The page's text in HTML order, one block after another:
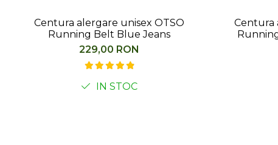
Centura alergare unisex OTSO
Running Belt Blue Jeans
229,00 RON
IN STOC
Centura